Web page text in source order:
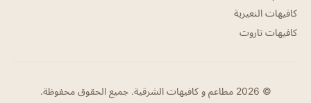
كافيهات النعيرية
كافيهات تاروت
© 2026 مطاعم و كافيهات الشرقية. جميع الحقوق محفوظة.